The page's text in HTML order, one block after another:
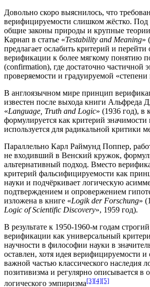
Довольно скоро выяснилось, что
верифицируемости слишком жёстко. Под
общие законы природы и крупные теории
Карнап в статье «Testability and Meaning»
предлагает ослабить критерий и перейти
верификации к более мягкому понятию
(confirmation), где достаточно частичной
проверяемости и градуируемой
В англоязычном мире принцип
известен после выхода книги Альфреда
«Language, Truth and Logic» (1936 год), в
формулируется как критерий
используется для радикальной критики
Параллельно Карл Раймунд Поппер,
не входивший в Венский кружок,
альтернативный подход. Вместо
критерий фальсифицируемости как
науки и подчёркивает логическую
подтверждением и опровержением
изложена в книге «Logik der Forschung»
Logic of Scientific Discovery», 1959 год).
В результате к 1950-1960-м годам
верификации как универсальный
научности в философии науки в
оставлен, хотя идея верифицируемости и
важной частью классического наследия
позитивизма и регулярно описывается в
логического эмпиризма[3][4][5]